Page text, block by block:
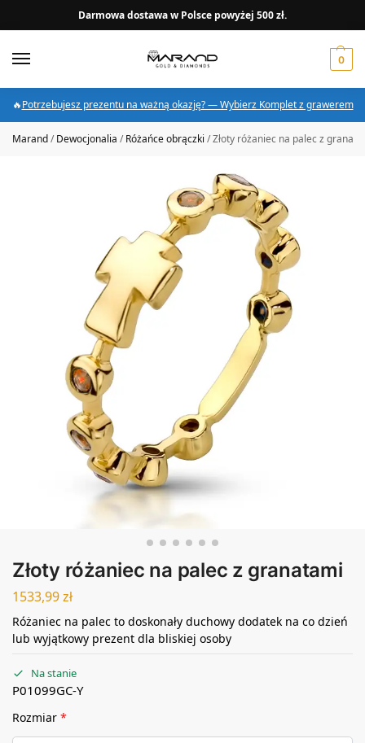
Darmowa dostawa w Polsce powyżej 500 zł.
0
🔥Potrzebujesz prezentu na ważną okazję? — Wybierz Komplet z grawerem
Marand/Dewocjonalia /Różańce obrączki /Złoty różaniec na palec z
Złoty różaniec na palec z granatami
1533,99zł
Różaniec na palec to doskonały duchowy dodatek na co dzień
lub wyjątkowy prezent dla bliskiej osoby
Na stanie
P01099GC-Y
Rozmiar *